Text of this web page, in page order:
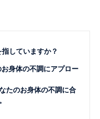
していますか？
身体の不調にアプロー
たのお身体の不調に合